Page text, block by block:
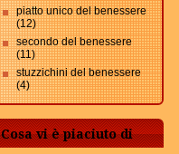
piatto unico del benessere
(12)
secondo del benessere
(11)
stuzzichini del benessere
(4)
Cosa vi è piaciuto di